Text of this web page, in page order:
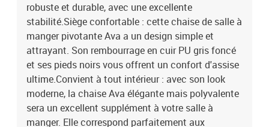
robuste et durable, avec une excellente
stabilité.Siège confortable : cette chaise de salle à
manger pivotante Ava a un design simple et
attrayant. Son rembourrage en cuir PU gris foncé
et ses pieds noirs vous offrent un confort d'assise
ultime.Convient à tout intérieur : avec son look
moderne, la chaise Ava élégante mais polyvalente
sera un excellent supplément à votre salle à
manger. Elle correspond parfaitement aux